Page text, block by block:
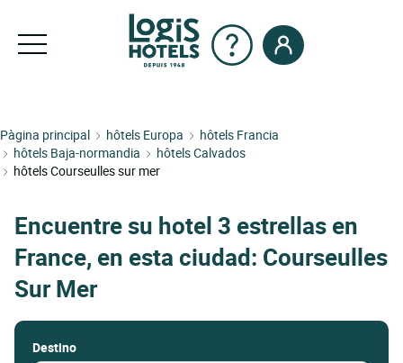
Pàgina principal hôtels Europa
hôtels Francia
hôtels Baja-normandia
hôtels Calvados
hôtels Courseulles sur mer
Encuentre su hotel 3 estrellas en
France, en esta ciudad: Courseulles
Sur Mer
Destino